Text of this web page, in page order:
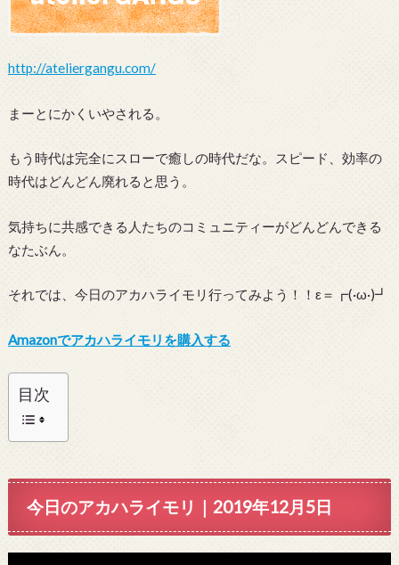
http://ateliergangu.com/
まーとにかくいやされる。
もう時代は完全にスローで癒しの時代だな。スピード、効率の
時代はどんどん廃れると思う。
気持ちに共感できる人たちのコミュニティーがどんどんできる
なたぶん。
それでは、今日のアカハライモリ行ってみよう！！ε＝┏(·ω·)┛
Amazonでアカハライモリを購入する
目次
今日のアカハライモリ｜2019年12月5日